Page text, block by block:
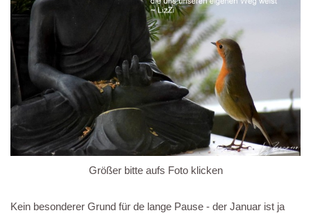
Größer bitte aufs Foto klicken
Kein besonderer Grund für de lange Pause - der Januar ist ja